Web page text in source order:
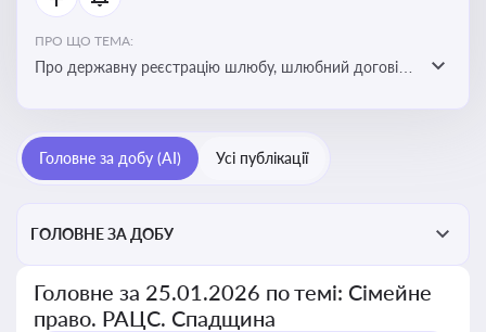
ПРО ЩО ТЕМА:
Про державну реєстрацію шлюбу, шлюбний договір,
прийомну сім’ю, визнання недієздатності,
позбавлення батьківських прав, виховання дитини,
Головне за добу (AI) Усі публікації
ГОЛОВНЕ ЗА ДОБУ
Головне за 25.01.2026 по темі: Сімейне
право. РАЦС. Спадщина